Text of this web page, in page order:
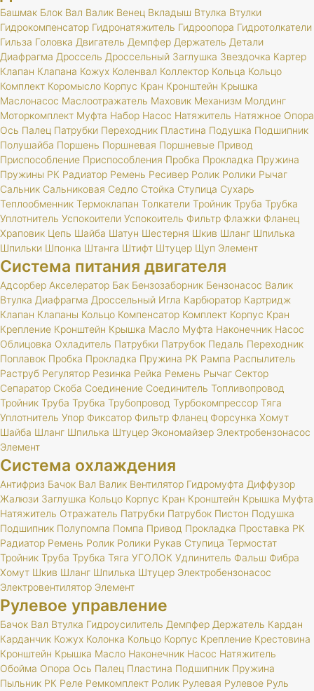
Башмак Блок Вал Валик Венец Вкладыш Втулка Втулки
Гидрокомпенсатор Гидронатяжитель Гидроопора Гидротолкатели
Гильза Головка Двигатель Демпфер Держатель Детали
Диафрагма Дроссель Дроссельный Заглушка Звездочка Картер
Клапан Клапана Кожух Коленвал Коллектор Кольца Кольцо
Комплект Коромысло Корпус Кран Кронштейн Крышка
Маслонасос Маслоотражатель Маховик Механизм Молдинг
Моторкомплект Муфта Набор Насос Натяжитель Натяжное Опора
Ось Палец Патрубки Переходник Пластина Подушка Подшипник
Полушайба Поршень Поршневая Поршневые Привод
Приспособление Приспособления Пробка Прокладка Пружина
Пружины РК Радиатор Ремень Ресивер Ролик Ролики Рычаг
Сальник Сальниковая Седло Стойка Ступица Сухарь
Теплообменник Термоклапан Толкатели Тройник Труба Трубка
Уплотнитель Успокоители Успокоитель Фильтр Флажки Фланец
Храповик Цепь Шайба Шатун Шестерня Шкив Шланг Шпилька
Шпильки Шпонка Штанга Штифт Штуцер Щуп Элемент
Система питания двигателя
Адсорбер Акселератор Бак Бензозаборник Бензонасос Валик
Втулка Диафрагма Дроссельный Игла Карбюратор Картридж
Клапан Клапаны Кольцо Компенсатор Комплект Корпус Кран
Крепление Кронштейн Крышка Масло Муфта Наконечник Насос
Облицовка Охладитель Патрубки Патрубок Педаль Переходник
Поплавок Пробка Прокладка Пружина РК Рампа Распылитель
Раструб Регулятор Резинка Рейка Ремень Рычаг Сектор
Сепаратор Скоба Соединение Соединитель Топливопровод
Тройник Труба Трубка Трубопровод Турбокомпрессор Тяга
Уплотнитель Упор Фиксатор Фильтр Фланец Форсунка Хомут
Шайба Шланг Шпилька Штуцер Экономайзер Электробензонасос
Элемент
Система охлаждения
Антифриз Бачок Вал Валик Вентилятор Гидромуфта Диффузор
Жалюзи Заглушка Кольцо Корпус Кран Кронштейн Крышка Муфта
Натяжитель Отражатель Патрубки Патрубок Пистон Подушка
Подшипник Полупомпа Помпа Привод Прокладка Проставка РК
Радиатор Ремень Ролик Ролики Рукав Ступица Термостат
Тройник Труба Трубка Тяга УГОЛОК Удлинитель Фальш Фибра
Хомут Шкив Шланг Шпилька Штуцер Электробензонасос
Электровентилятор Элемент
Рулевое управление
Бачок Вал Втулка Гидроусилитель Демпфер Держатель Кардан
Карданчик Кожух Колонка Кольцо Корпус Крепление Крестовина
Кронштейн Крышка Масло Наконечник Насос Натяжитель
Обойма Опора Ось Палец Пластина Подшипник Пружина
Пыльник РК Реле Ремкомплект Ролик Рулевая Рулевое Руль